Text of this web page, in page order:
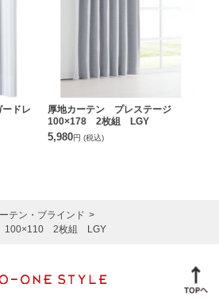
ドレ
厚地カーテン プレステージ
100×178 2枚組 LGY
5,980円 (税込)
テン・ブラインド
100×110 2枚組 LGY